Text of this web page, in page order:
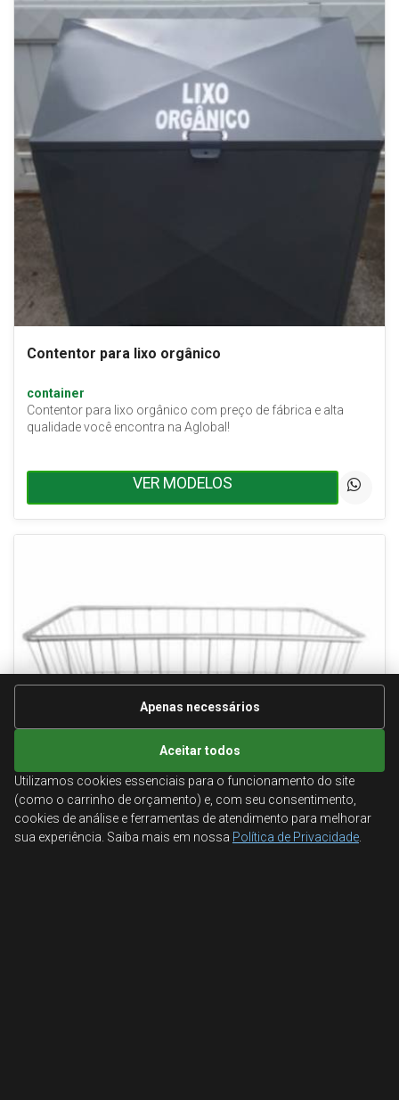
Contentor para lixo orgânico
container
Contentor para lixo orgânico com preço de fábrica e alta
qualidade você encontra na Aglobal!
VER MODELOS
Apenas necessários
Aceitar todos
Utilizamos cookies essenciais para o funcionamento do site
(como o carrinho de orçamento) e, com seu consentimento,
cookies de análise e ferramentas de atendimento para melhorar
sua experiência. Saiba mais em nossa Política de Privacidade